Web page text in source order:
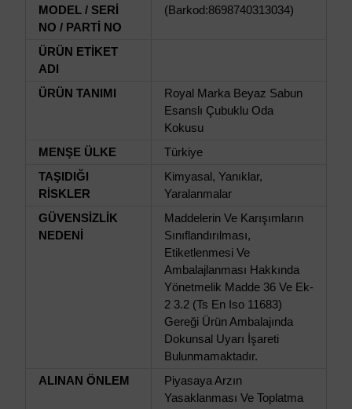
MODEL / SERİ
NO / PARTİ NO
(Barkod:8698740313034)
ÜRÜN ETİKET
ADI
ÜRÜN TANIMI
Royal Marka Beyaz Sabun
Esanslı Çubuklu Oda
Kokusu
MENŞE ÜLKE
Türkiye
TAŞIDIĞI
RİSKLER
Kimyasal, Yanıklar,
Yaralanmalar
GÜVENSİZLİK
NEDENİ
Maddelerin Ve Karışımların
Sınıflandırılması,
Etiketlenmesi Ve
Ambalajlanması Hakkında
Yönetmelik Madde 36 Ve Ek-
2 3.2 (Ts En Iso 11683)
Gereği Ürün Ambalajında
Dokunsal Uyarı İşareti
Bulunmamaktadır.
ALINAN ÖNLEM
Piyasaya Arzın
Yasaklanması Ve Toplatma